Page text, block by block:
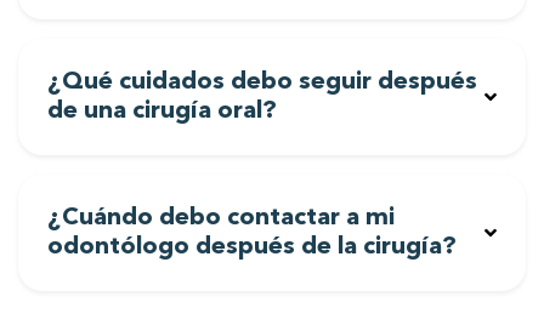
¿Qué cuidados debo seguir después
de una cirugía oral?
¿Cuándo debo contactar a mi
odontólogo después de la cirugía?